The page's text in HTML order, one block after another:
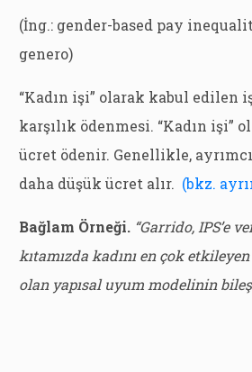
(İng.: gender-based pay
genero)
“Kadın işi” olarak kabul edilen
karşılık ödenmesi. “Kadın işi”
ücret ödenir. Genellikle,
daha düşük ücret alır. (bkz.
Bağlam Örneği. “Garrido, IPS’e
kıtamızda kadını en çok
olan yapısal uyum modelinin